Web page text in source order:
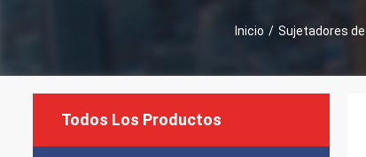
Inicio / Sujetadores
Todos Los Productos